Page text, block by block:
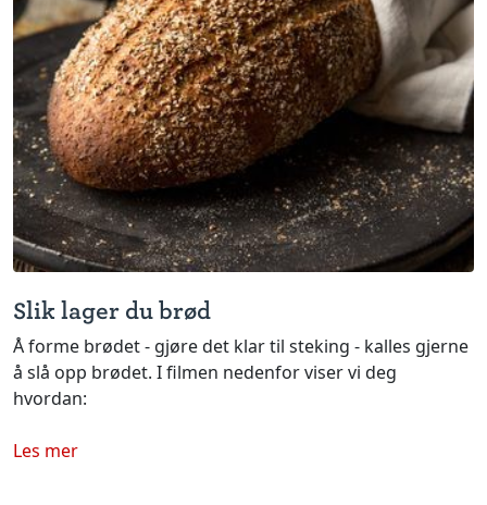
Slik lager du brød
Å forme brødet - gjøre det klar til steking - kalles gjerne
å slå opp brødet. I filmen nedenfor viser vi deg
hvordan:
Les mer